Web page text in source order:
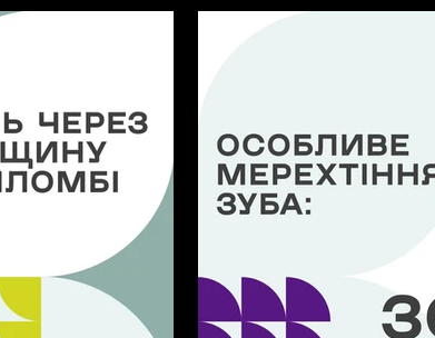
КОРОНКИ З
Відновлення